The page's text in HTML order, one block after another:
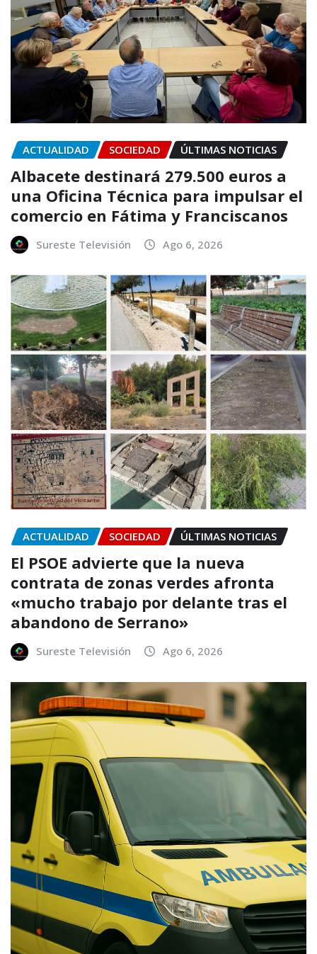
ACTUALIDAD SOCIEDAD ÚLTIMAS NOTICIAS
Albacete destinará 279.500 euros a
una Oficina Técnica para impulsar el
comercio en Fátima y Franciscanos
Sureste Televisión Ago 6, 2026
ACTUALIDAD SOCIEDAD ÚLTIMAS NOTICIAS
El PSOE advierte que la nueva
contrata de zonas verdes afronta
«mucho trabajo por delante tras el
abandono de Serrano»
Sureste Televisión Ago 6, 2026